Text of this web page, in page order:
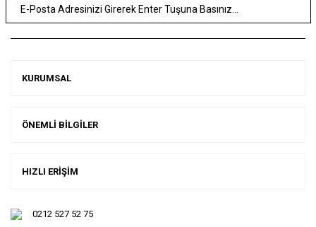
KURUMSAL
ÖNEMLİ BİLGİLER
HIZLI ERİŞİM
0212 527 52 75